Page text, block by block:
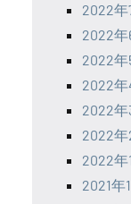
2022年
2022年
2022年
2022年
2022年
2022年
2022年
2021年